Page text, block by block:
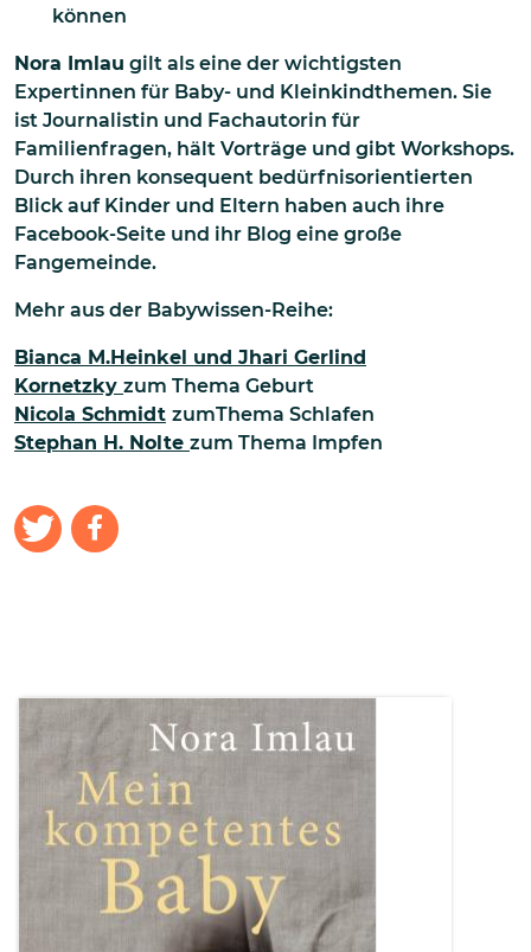
können
Nora Imlau gilt als eine der wichtigsten
Expertinnen für Baby- und Kleinkindthemen. Sie
ist Journalistin und Fachautorin für
Familienfragen, hält Vorträge und gibt Workshops.
Durch ihren konsequent bedürfnisorientierten
Blick auf Kinder und Eltern haben auch ihre
Facebook-Seite und ihr Blog eine große
Fangemeinde.
Mehr aus der Babywissen-Reihe:
Bianca M.Heinkel und Jhari Gerlind
Kornetzky zum Thema Geburt
Nicola Schmidt zumThema Schlafen
Stephan H. Nolte zum Thema Impfen